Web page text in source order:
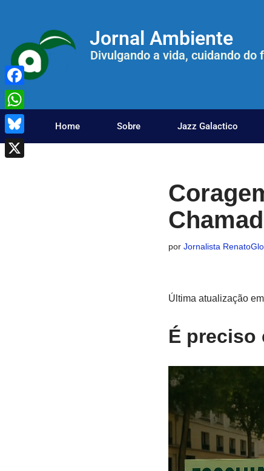
para
o
conteúdo
Jornal Ambiente
Divulgando a vida, cuidando do
Home Sobre Jazz Galactico
por Jornalista
Última atualização
É preciso
Facebook
WhatsApp
Bluesky